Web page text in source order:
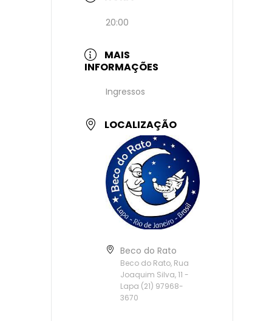
20:00
MAIS
INFORMAÇÕES
Ingressos
LOCALIZAÇÃO
Beco do Rato
Beco do Rato, Rua
Joaquim Silva, 11 -
Lapa (21) 97968-
3670